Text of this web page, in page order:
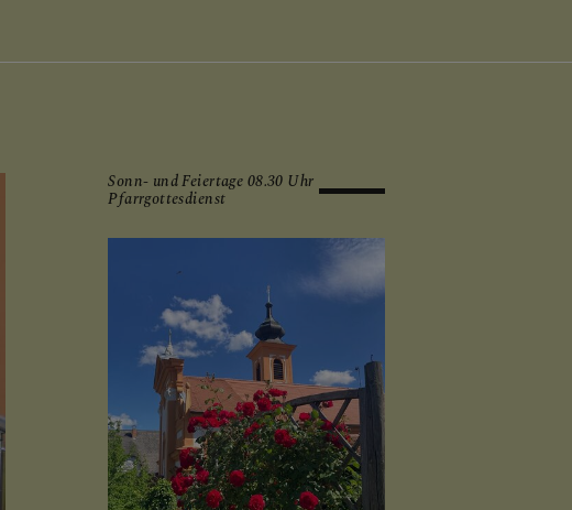
Sonn- und Feiertage 08.30 Uhr
Pfarrgottesdienst